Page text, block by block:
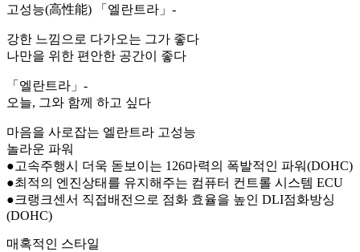
고성능(高性能) 「엘란트라」-
강한 느낌으로 다가오는 그가 좋다
나만을 위한 편안한 공간이 좋다
「엘란트라」-
오늘, 그와 함께 하고 싶다
마음을 사로잡는 엘란트라 고성능
놀라운 파워
●고속주행시 더욱 돋보이는 126마력의 폭발적인 파워(DOHC)
●최적의 엔진상태를 유지해주는 컴퓨터 컨트롤 시스템 ECU
●크랭크센서 직접배전으로 점화 효율을 높인 DLI점화방싱
(DOHC)
매혹적인 스타일